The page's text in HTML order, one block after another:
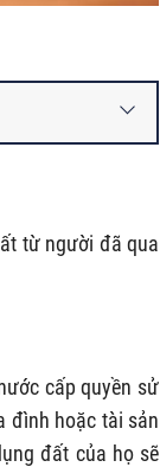
từ người đã qua
cấp quyền sử
đình hoặc tài sản
đất của họ sẽ